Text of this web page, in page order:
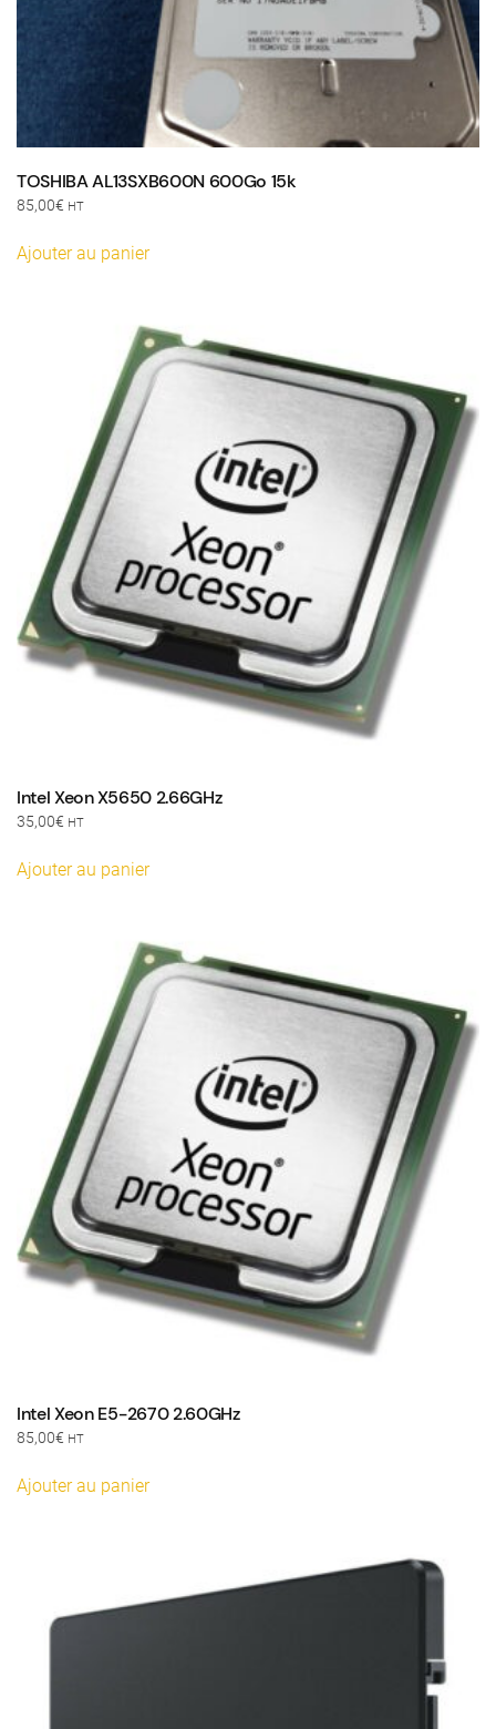
TOSHIBA AL13SXB600N 600Go 15k
85,00€ HT
Ajouter au panier
Intel Xeon X5650 2.66GHz
35,00€ HT
Ajouter au panier
Intel Xeon E5-2670 2.60GHz
85,00€ HT
Ajouter au panier